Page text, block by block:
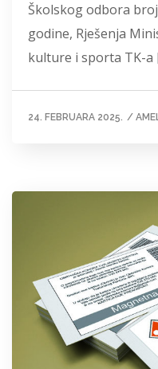
Školskog odbora
godine, Rješenja
kulture i sporta TK-a
24. FEBRUARA 2025. /